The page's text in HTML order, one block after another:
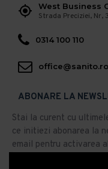
West Business
Strada Preciziei, Nr,
0314 100 110
office@sanito.ro
ABONARE LA
Stai la curent cu
ce initiezi abonarea la
email pentru activarea